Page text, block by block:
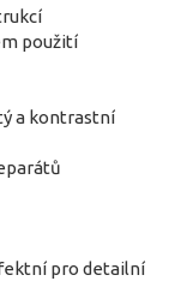
použití
a kontrastní
pro detailní